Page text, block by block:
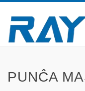
PUNĈA